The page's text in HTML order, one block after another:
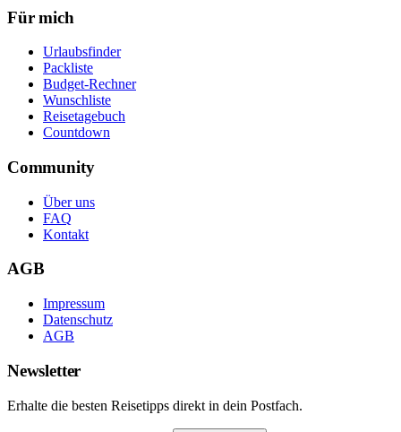
Für mich
Urlaubsfinder
Packliste
Budget-Rechner
Wunschliste
Reisetagebuch
Countdown
Community
Über uns
FAQ
Kontakt
AGB
Impressum
Datenschutz
AGB
Newsletter
Erhalte die besten Reisetipps direkt in dein Postfach.